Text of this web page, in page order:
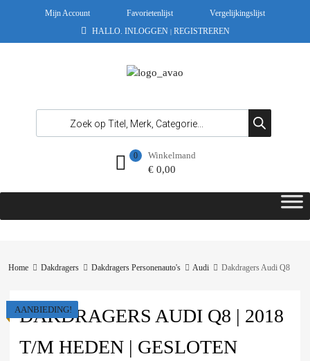
Mijn Account Favorietenlijst
Vergelijkingslijst
HALLO. INLOGGEN | REGISTREREN
Winkelmand
€0,00
0
Home Dakdragers Dakdragers Personenauto's Audi Dakdragers Audi Q8
DAKDRAGERS AUDI Q8 | 2018
T/M HEDEN | GESLOTEN
AANBIEDING!